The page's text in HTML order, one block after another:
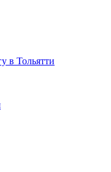
в Тольятти